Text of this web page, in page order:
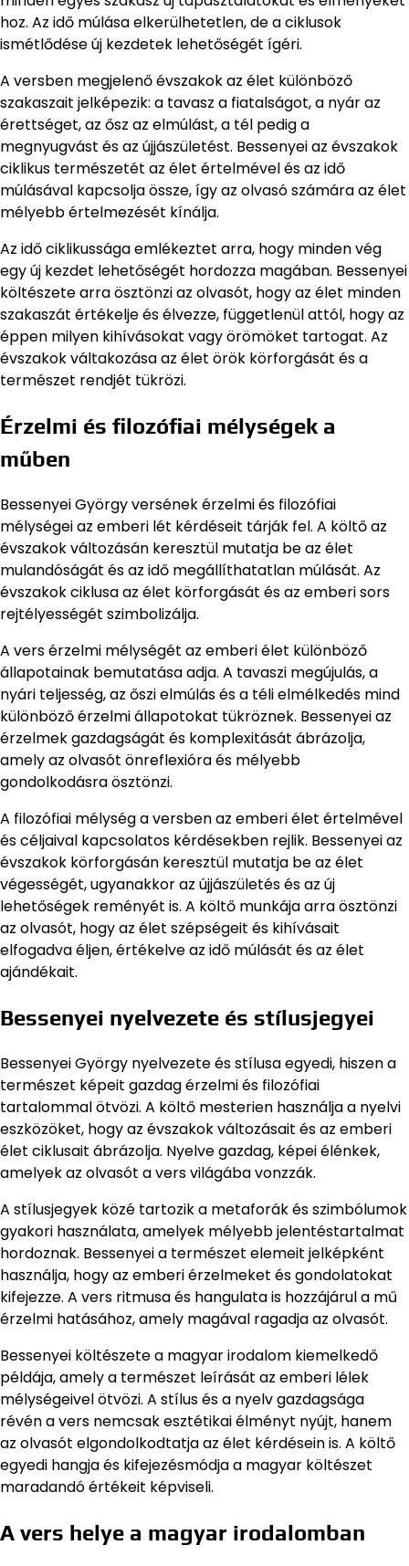
hoz. Az idő múlása elkerülhetetlen, de a ciklusok
ismétlődése új kezdetek lehetőségét ígéri.
A versben megjelenő évszakok az élet különböző
szakaszait jelképezik: a tavasz a fiatalságot, a nyár az
érettséget, az ősz az elmúlást, a tél pedig a
megnyugvást és az újjászületést. Bessenyei az évszakok
ciklikus természetét az élet értelmével és az idő
múlásával kapcsolja össze, így az olvasó számára az élet
mélyebb értelmezését kínálja.
Az idő ciklikussága emlékeztet arra, hogy minden vég
egy új kezdet lehetőségét hordozza magában. Bessenyei
költészete arra ösztönzi az olvasót, hogy az élet minden
szakaszát értékelje és élvezze, függetlenül attól, hogy az
éppen milyen kihívásokat vagy örömöket tartogat. Az
évszakok váltakozása az élet örök körforgását és a
természet rendjét tükrözi.
Érzelmi és filozófiai mélységek a
műben
Bessenyei György versének érzelmi és filozófiai
mélységei az emberi lét kérdéseit tárják fel. A költő az
évszakok változásán keresztül mutatja be az élet
mulandóságát és az idő megállíthatatlan múlását. Az
évszakok ciklusa az élet körforgását és az emberi sors
rejtélyességét szimbolizálja.
A vers érzelmi mélységét az emberi élet különböző
állapotainak bemutatása adja. A tavaszi megújulás, a
nyári teljesség, az őszi elmúlás és a téli elmélkedés mind
különböző érzelmi állapotokat tükröznek. Bessenyei az
érzelmek gazdagságát és komplexitását ábrázolja,
amely az olvasót önreflexióra és mélyebb
gondolkodásra ösztönzi.
A filozófiai mélység a versben az emberi élet értelmével
és céljaival kapcsolatos kérdésekben rejlik. Bessenyei az
évszakok körforgásán keresztül mutatja be az élet
végességét, ugyanakkor az újjászületés és az új
lehetőségek reményét is. A költő munkája arra ösztönzi
az olvasót, hogy az élet szépségeit és kihívásait
elfogadva éljen, értékelve az idő múlását és az élet
ajándékait.
Bessenyei nyelvezete és stílusjegyei
Bessenyei György nyelvezete és stílusa egyedi, hiszen a
természet képeit gazdag érzelmi és filozófiai
tartalommal ötvözi. A költő mesterien használja a nyelvi
eszközöket, hogy az évszakok változásait és az emberi
élet ciklusait ábrázolja. Nyelve gazdag, képei élénkek,
amelyek az olvasót a vers világába vonzzák.
A stílusjegyek közé tartozik a metaforák és szimbólumok
gyakori használata, amelyek mélyebb jelentéstartalmat
hordoznak. Bessenyei a természet elemeit jelképként
használja, hogy az emberi érzelmeket és gondolatokat
kifejezze. A vers ritmusa és hangulata is hozzájárul a mű
érzelmi hatásához, amely magával ragadja az olvasót.
Bessenyei költészete a magyar irodalom kiemelkedő
példája, amely a természet leírását az emberi lélek
mélységeivel ötvözi. A stílus és a nyelv gazdagsága
révén a vers nemcsak esztétikai élményt nyújt, hanem
az olvasót elgondolkodtatja az élet kérdésein is. A költő
egyedi hangja és kifejezésmódja a magyar költészet
maradandó értékeit képviseli.
A vers helye a magyar irodalomban